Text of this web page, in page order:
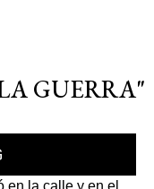
GUERRA"